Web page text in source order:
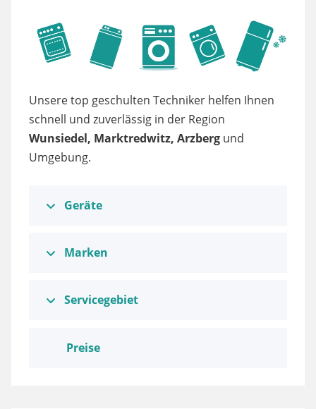
Unsere top geschulten Techniker helfen Ihnen
schnell und zuverlässig in der Region
Wunsiedel, Marktredwitz, Arzberg und
Umgebung.
Geräte
Marken
Servicegebiet
Preise